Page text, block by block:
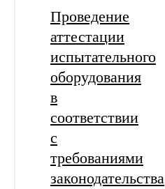
Проведение
аттестации
испытательного
оборудования
в
соответствии
с
требованиями
законодательства